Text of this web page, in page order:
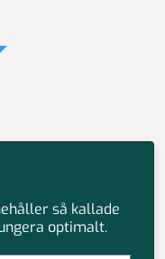
så kallade
optimalt.